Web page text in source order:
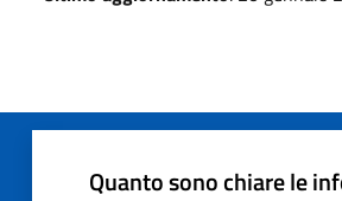
Quanto sono chiare le